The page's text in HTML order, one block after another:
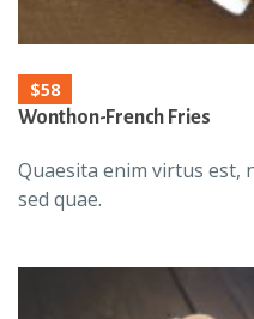
$58
Wonthon-French Fries
Quaesita enim virtus est,
sed quae.